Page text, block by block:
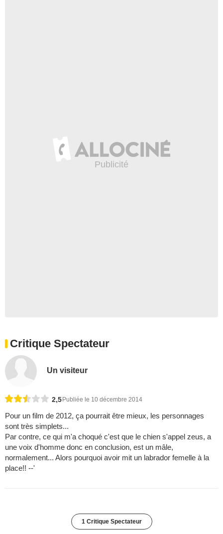
Critique Spectateur
Un visiteur
2,5 Publiée le 10 décembre 2014
Pour un film de 2012, ça pourrait être mieux, les personnages
sont très simplets...
Par contre, ce qui m'a choqué c'est que le chien s'appel zeus, a
une voix d'homme donc en conclusion, est un mâle,
normalement... Alors pourquoi avoir mit un labrador femelle à la
place!! --'
1 Critique Spectateur